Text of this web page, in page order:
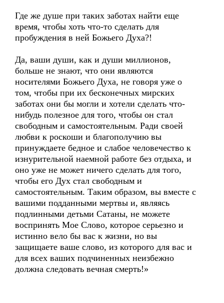
Где же душе при таких заботах найти еще
время, чтобы хоть что-то сделать для
пробуждения в ней Божьего Духа?!
Да, ваши души, как и души миллионов,
больше не знают, что они являются
носителями Божьего Духа, не говоря уже о
том, чтобы при их бесконечных мирских
заботах они бы могли и хотели сделать что-
нибудь полезное для того, чтобы он стал
свободным и самостоятельным. Ради своей
любви к роскоши и благополучию вы
принуждаете бедное и слабое человечество к
изнурительной наемной работе без отдыха, и
оно уже не может ничего сделать для того,
чтобы его Дух стал свободным и
самостоятельным. Таким образом, вы вместе с
вашими подданными мертвы и, являясь
подлинными детьми Сатаны, не можете
воспринять Мое Слово, которое серьезно и
истинно вело бы вас к жизни, но вы
защищаете ваше слово, из которого для вас и
для всех ваших подчиненных неизбежно
должна следовать вечная смерть!»